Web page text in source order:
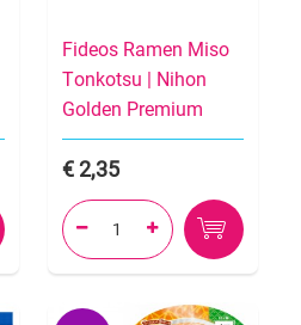
Fideos Ramen Miso
Tonkotsu | Nihon
Golden Premium
2,35
 